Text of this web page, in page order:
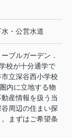
・公営水道
ブルガーデン．
が十分通学で
立深谷西小学校
内に立地する物
産情報を扱う当
周辺の住まい探
まずはご希望条